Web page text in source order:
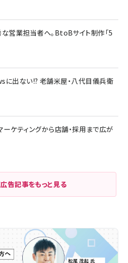
営業担当者へ。BtoBサイト制作「5
出ない!? 老舗米屋・八代目儀兵衛
ーケティングから店舗・採用まで広が
告記事をもっと見る